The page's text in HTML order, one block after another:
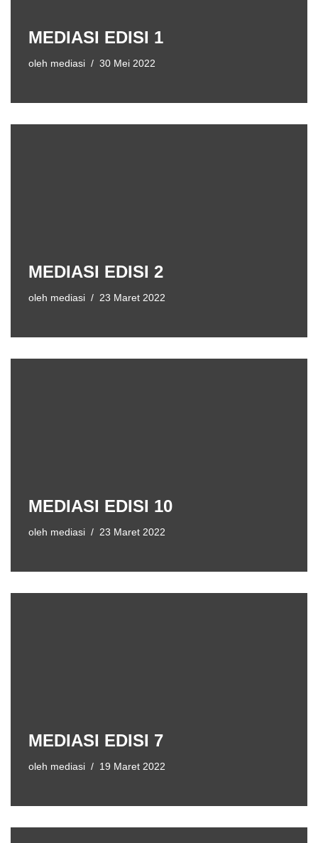
MEDIASI EDISI 1
oleh mediasi 30 Mei 2022
MEDIASI EDISI 2
oleh mediasi 23 Maret 2022
MEDIASI EDISI 10
oleh mediasi 23 Maret 2022
MEDIASI EDISI 7
oleh mediasi 19 Maret 2022